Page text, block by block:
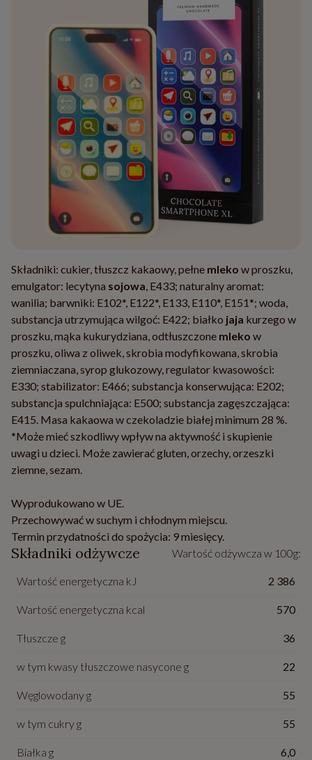
Składniki: cukier, tłuszcz kakaowy, pełne mleko w proszku,
emulgator: lecytyna sojowa, E433; naturalny aromat:
wanilia; barwniki: E102*, E122*, E133, E110*, E151*; woda,
substancja utrzymująca wilgoć: E422; białko jaja kurzego w
proszku, mąka kukurydziana, odtłuszczone mleko w
proszku, oliwa z oliwek, skrobia modyfikowana, skrobia
ziemniaczana, syrop glukozowy, regulator kwasowości:
E330; stabilizator: E466; substancja konserwująca: E202;
substancja spulchniająca: E500; substancja zagęszczająca:
E415. Masa kakaowa w czekoladzie białej minimum 28 %.
*Może mieć szkodliwy wpływ na aktywność i skupienie
uwagi u dzieci. Może zawierać gluten, orzechy, orzeszki
ziemne, sezam.
Wyprodukowano w UE.
Przechowywać w suchym i chłodnym miejscu.
Termin przydatności do spożycia: 9 miesięcy.
Składniki odżywcze Wartość odżywcza w 100g:
Wartość energetyczna kJ 2 386
Wartość energetyczna kcal 570
Tłuszcze g 36
w tym kwasy tłuszczowe nasycone g 22
Węglowodany g 55
w tym cukry g 55
Białka g 6,0